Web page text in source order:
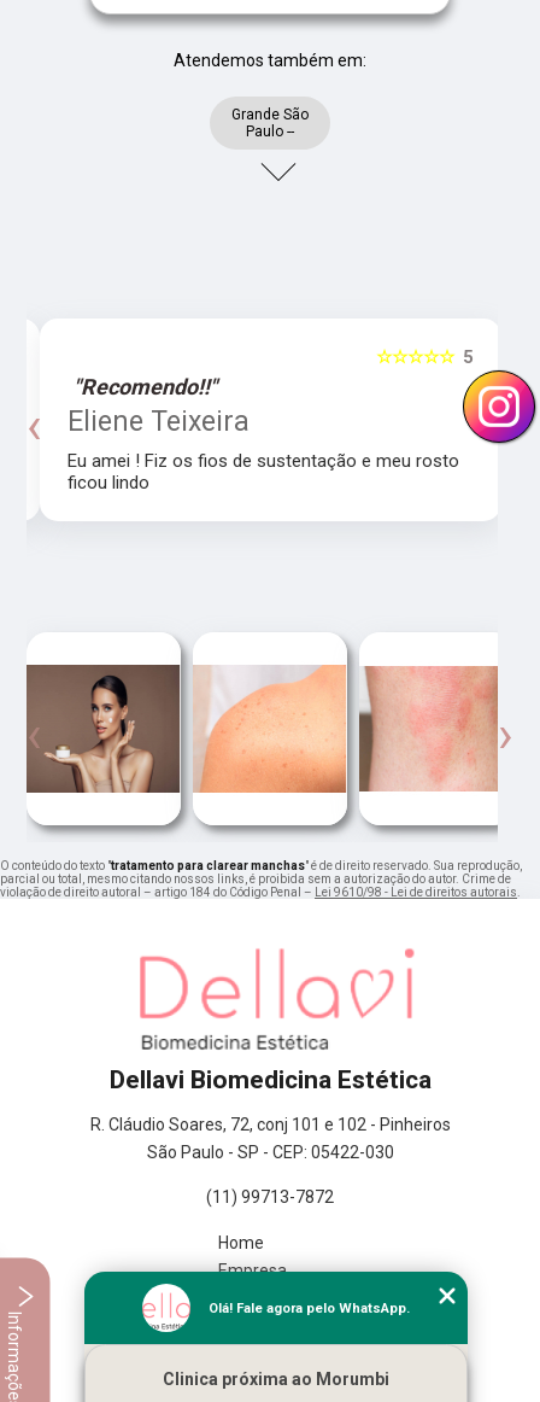
Atendemos também em:
Grande São
Paulo --
5
☆☆☆☆☆
"Recomendo!!"
Eliene Teixeira
Eu amei ! Fiz os fios de sustentação e meu rosto
ficou lindo
‹ ›
‹ ›
O conteúdo do texto "tratamento para clarear manchas" é de direito reservado. Sua reprodução,
parcial ou total, mesmo citando nossos links, é proibida sem a autorização do autor. Crime de
violação de direito autoral – artigo 184 do Código Penal –
Lei 9610/98 - Lei de direitos autorais
Dellavi Biomedicina Estética
R. Cláudio Soares, 72, conj 101 e 102 - Pinheiros
São Paulo - SP - CEP: 05422-030
(11) 99713-7872
Home
Empresa
Mapa do site
Olá! Fale agora pelo WhatsApp.
Clinica próxima ao Morumbi
Informações